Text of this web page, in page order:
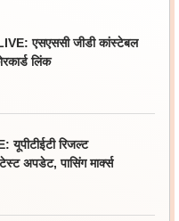
एसएससी जीडी कांस्टेबल
लिंक
रिजल्ट
अपडेट, पासिंग मार्क्स